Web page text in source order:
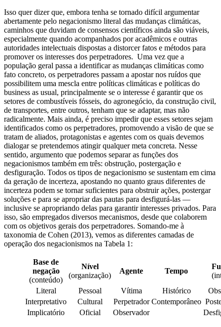
Isso quer dizer que, embora tenha se tornado difícil argumentar
abertamente pelo negacionismo literal das mudanças climáticas,
caminhos que duvidam de consensos científicos ainda são viáveis,
especialmente quando acompanhados por acadêmicos e outras
autoridades intelectuais dispostas a distorcer fatos e métodos para
promover os interesses dos perpetradores. Uma vez que a
população geral passa a identificar as mudanças climáticas como
fato concreto, os perpetradores passam a apostar nos ruídos que
possibilitem uma mescla entre políticas climáticas e políticas do
business as usual, principalmente se o interesse é garantir que os
setores de combustíveis fósseis, do agronegócio, da construção civil,
de transportes, entre outros, tenham que se adaptar, mas não
radicalmente. Mais ainda, é preciso impedir que esses setores sejam
identificados como os perpetradores, promovendo a visão de que se
tratam de aliados, protagonistas e agentes com os quais devemos
dialogar se pretendemos atingir qualquer meta concreta. Nesse
sentido, argumento que podemos separar as funções dos
negacionismos também em três: obstrução, postergação e
desfiguração. Todos os tipos de negacionismo se sustentam em cima
da geração de incerteza, apostando no quanto graus diferentes de
incerteza podem se tornar suficientes para obstruir ações, postergar
soluções e para se apropriar das pautas para desfigurá-las —
inclusive se apropriando delas para garantir interesses privados. Para
isso, são empregados diversos mecanismos, desde que colaborem
com os objetivos gerais dos perpetradores. Somando-me à
taxonomia de Cohen (2013), vemos as diferentes camadas de
operação dos negacionismos na Tabela 1:
Base de
negação
(conteúdo)
Nível
(organização)
Agente Tempo
Literal
Pessoal Vítima Histórico
Interpretativo
Cultural Perpetrador Contemporâneo
Implicatório
Oficial Observador